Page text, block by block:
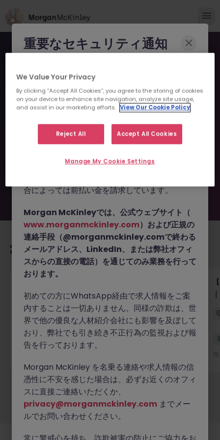
申し訳ございません。こちら
の求人の掲載は終了しまし
た。
あなたにおすすめの求人
キング・マーケット・証券サービス法務
東京 正社員 業界水準による
新着
もっと見る
採用企業様新着求人最新トピックス当社について 法務 クッキーの設定
重要なセキュリティ通知
になりすまし、求職者を詐欺に巻き込もうとする
事例が報告されています。
morganmckinleyjob.com、
morganmckinleyhire.com）を使用し、虚偽の
で、WhatsApp などのメッセージアプリを通じ
合によっては前払い金を請求しています。
Morgan McKinleyでは、公式ウェブサイト（
www.morganmckinley.com）および正規の
連絡手段（@morganmckinley.comで終わる
メールアドレス、LinkedIn、または弊社オフィ
スからの直接の電話）を通じてのみ業務を行って
おります。
初めての方にWhatsApp経由で求人情報をご案
内することは一切ありません。同様の詐欺は、世
界で他の優良な人材紹介会社にも影響を及ぼして
おり、弊社でも引き続き不正行為の監視および報
告を行っております。
Morgan McKinley を名乗る連絡や求人情報の信
憑性に不安を感じた場合は、必ずお近くのオフィ
スに直接ご連絡いただくか、
privacy@morganmckinley.com までメー
ルでお問い合わせください。
We Value Your Privacy
By clicking “Accept All Cookies”, you agree to the storing of cookies
on your device to enhance site navigation, analyze site usage,
and assist in our marketing efforts. View Our Cookie Policy
Reject All Accept All Cookies
Manage My Cookie Settings